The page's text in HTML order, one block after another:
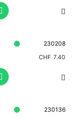
230208
CHF 7.40
230136